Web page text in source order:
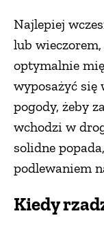
Najlepiej
lub wieczorem,
optymalnie
wyposażyć się
pogody, żeby
wchodzi w
solidne
podlewaniem
Kiedy